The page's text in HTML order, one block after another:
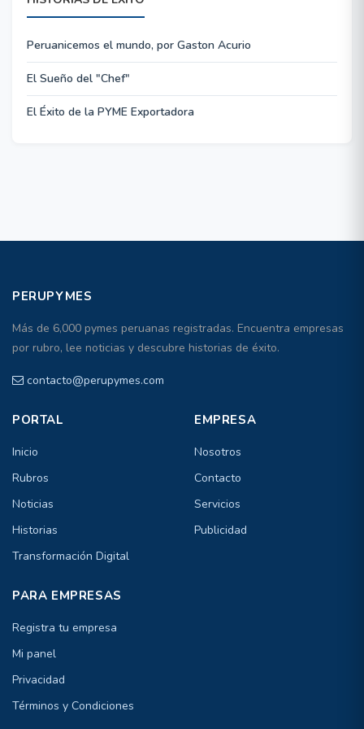
Peruanicemos el mundo, por Gaston Acurio
El Sueño del "Chef"
El Éxito de la PYME Exportadora
PERUPYMES
Más de 6,000 pymes peruanas registradas. Encuentra empresas
por rubro, lee noticias y descubre historias de éxito.
contacto@perupymes.com
PORTAL
Inicio
Rubros
Noticias
Historias
Transformación Digital
EMPRESA
Nosotros
Contacto
Servicios
Publicidad
PARA EMPRESAS
Registra tu empresa
Mi panel
Privacidad
Términos y Condiciones